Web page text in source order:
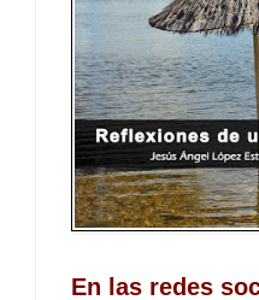
En las redes